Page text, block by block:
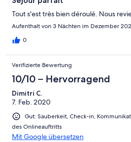
Tout s'est très bien déroulé. Nous
Aufenthalt von 3 Nächten im Dezember
0
Verifizierte Bewertung
10/10 – Hervorragend
Dimitri C.
7. Feb. 2020
Gut: Sauberkeit, Check-in,
des Onlineauftritts
Mit Google übersetzen